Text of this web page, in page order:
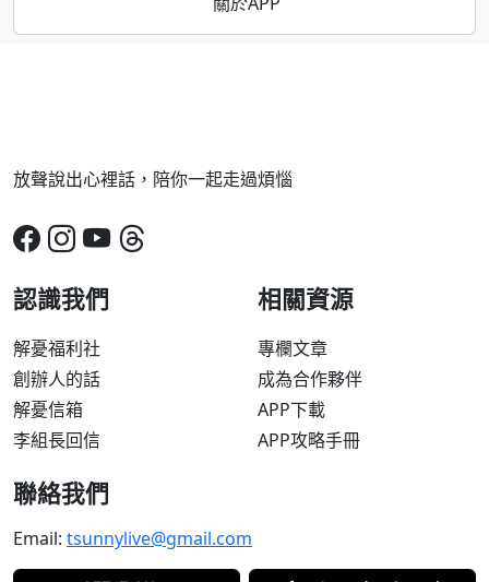
放聲說出心裡話，陪你一起走過煩惱
認識我們
解憂福利社
創辦人的話
解憂信箱
李組長回信
相關資源
專欄文章
成為合作夥伴
APP下載
APP攻略手冊
聯絡我們
Email: tsunnylive@gmail.com